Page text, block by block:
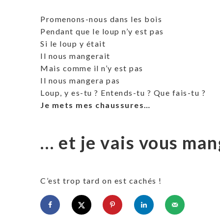
Promenons-nous dans les bois
Pendant que le loup n’y est pas
Si le loup y était
Il nous mangerait
Mais comme il n’y est pas
Il nous mangera pas
Loup, y es-tu ? Entends-tu ? Que fais-tu ?
Je mets mes chaussures…
… et je vais vous
C’est trop tard on est cachés !